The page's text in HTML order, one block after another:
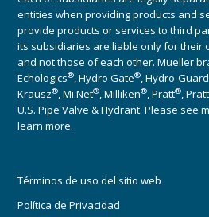
entities when providing products and
provide products or services to third
its subsidiaries are liable only for their
and not those of each other. Mueller
Echologics®, Hydro Gate®, Hydro-Guard
Krausz®, Mi.Net®, Milliken®, Pratt®,
U.S. Pipe Valve & Hydrant. Please see
learn more.
Términos de uso del sitio web
Política de Privacidad